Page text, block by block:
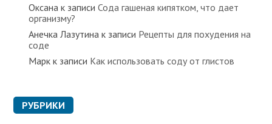
Оксана к записиСода гашеная кипятком, что дает
организму?
Анечка Лазутина к записи Рецепты для похудения на
соде
Марк к записи Как использовать соду от глистов
РУБРИКИ